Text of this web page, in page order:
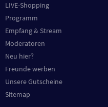
LIVE-Shopping
Programm
Empfang & Stream
Moderatoren
Neu hier?
Freunde werben
Unsere Gutscheine
Sitemap